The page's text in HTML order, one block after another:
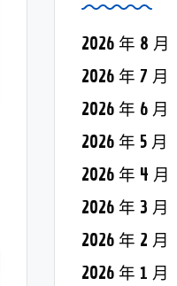
2026 年 8 月
2026 年 7 月
2026 年 6 月
2026 年 5 月
2026 年 4 月
2026 年 3 月
2026 年 2 月
2026 年 1 月